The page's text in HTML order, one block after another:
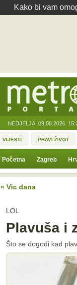
Kako bi vam
NEDJELJA, 09.08.2026.
VIJESTI PRAVI ŽIVOT
Početna Zagreb
« Vic dana
LOL
Plavuša i
Što se dogodi kad